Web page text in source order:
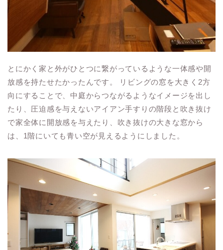
とにかく家と外がひとつに繋がっているような一体感や開
放感を持たせたかったんです。 リビングの窓を大きく2方
向にすることで、中庭からつながるようなイメージを出し
たり、圧迫感を与えないアイアン手すりの階段と吹き抜け
で家全体に開放感を与えたり、吹き抜けの大きな窓から
は、1階にいても青い空が見えるようにしました。